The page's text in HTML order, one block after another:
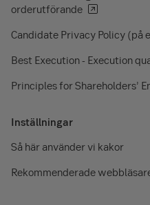
orderutförande
Candidate Privacy Policy (på
Best Execution - Execution
Principles for Shareholders’
Inställningar
Så här använder vi kakor
Rekommenderade